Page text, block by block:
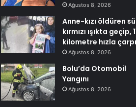
Ağustos 8, 2026
Anne-kızı öldüren
kırmızı ışıkta geçip,
kilometre hızla
Ağustos 8, 2026
Bolu’da Otomobil
Yangını
Ağustos 8, 2026